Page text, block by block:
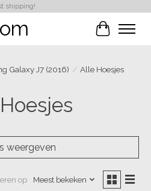
shipping!
Galaxy J7 (2016) / Alle Hoesjes
weergeven
op Meest bekeken